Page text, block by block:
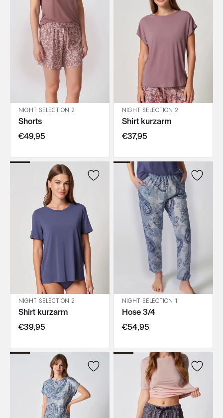
IN DEN WARENKORB
NIGHT SELECTION 2
Shorts
€49,95
IN DEN WARENKORB
NIGHT SELECTION 2
Shirt kurzarm
€37,95
IN DEN WARENKORB
NIGHT SELECTION 2
Shirt kurzarm
€39,95
IN DEN WARENKORB
NIGHT SELECTION 1
Hose 3/4
€54,95